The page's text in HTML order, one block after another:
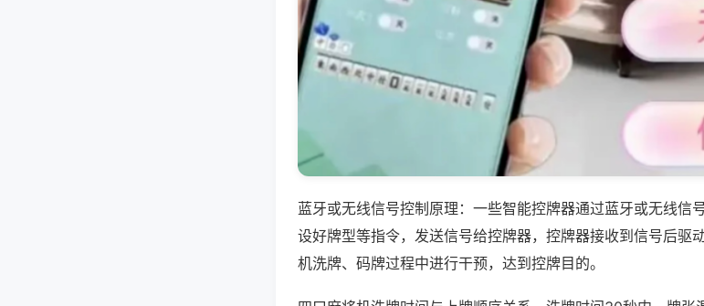
蓝牙或无线信号控制原理：一些智能控牌器通过蓝牙或无线信
设好牌型等指令，发送信号给控牌器，控牌器接收到信号后驱
机洗牌、码牌过程中进行干预，达到控牌目的。